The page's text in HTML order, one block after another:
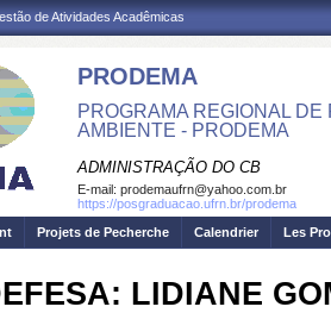
de Atividades Acadêmicas
PRODEMA
PROGRAMA REGIONAL
AMBIENTE - PRODEMA
ADMINISTRAÇÃO DO CB
E-mail: prodemaufrn@yahoo.com.br
https://posgraduacao.ufrn.br/prodema
Projets de Pecherche Calendrier Les
LIDIANE